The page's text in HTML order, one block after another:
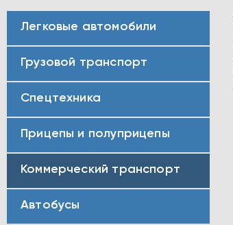
Легковые автомобили
Грузовой транспорт
Спецтехника
Прицепы и полуприцепы
Коммерческий транспорт
Автобусы